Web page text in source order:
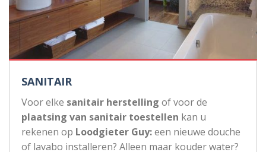
SANITAIR
Voor elke sanitair herstelling of voor de
plaatsing van sanitair toestellen kan u
rekenen op Loodgieter Guy:een nieuwe douche
of lavabo installeren? Alleen maar kouder water?